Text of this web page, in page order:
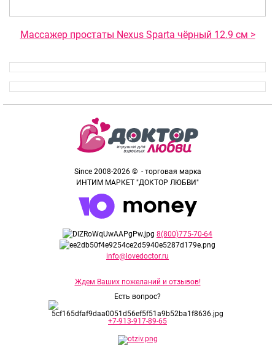
Массажер простаты Nexus Sparta чёрный 12.9 см >
Since 2008-2026 © - торговая марка
ИНТИМ МАРКЕТ "ДОКТОР ЛЮБВИ"
8(800)775-70-64
info@lovedoctor.ru
Ждем Ваших пожеланий и отзывов!
Есть вопрос?
+7-913-917-89-65